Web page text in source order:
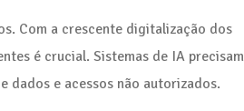
Com a crescente digitalização dos
é crucial. Sistemas de IA precisam
dados e acessos não autorizados.